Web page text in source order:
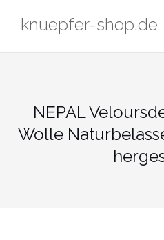
Inhaltknuepfer-shop.de
NEPAL
Wolle